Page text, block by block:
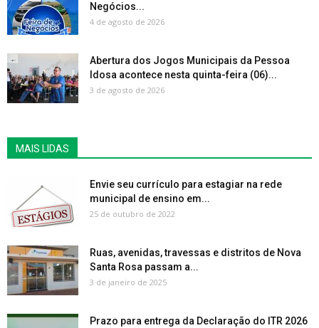
Negócios...
4 de agosto de 2026
Abertura dos Jogos Municipais da Pessoa
Idosa acontece nesta quinta-feira (06)...
3 de agosto de 2026
MAIS LIDAS
Envie seu currículo para estagiar na rede
municipal de ensino em...
25 de outubro de 2022
Ruas, avenidas, travessas e distritos de Nova
Santa Rosa passam a...
3 de janeiro de 2025
Prazo para entrega da Declaração do ITR 2026